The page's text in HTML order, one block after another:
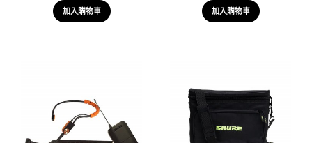
加入購物車 加入購物車